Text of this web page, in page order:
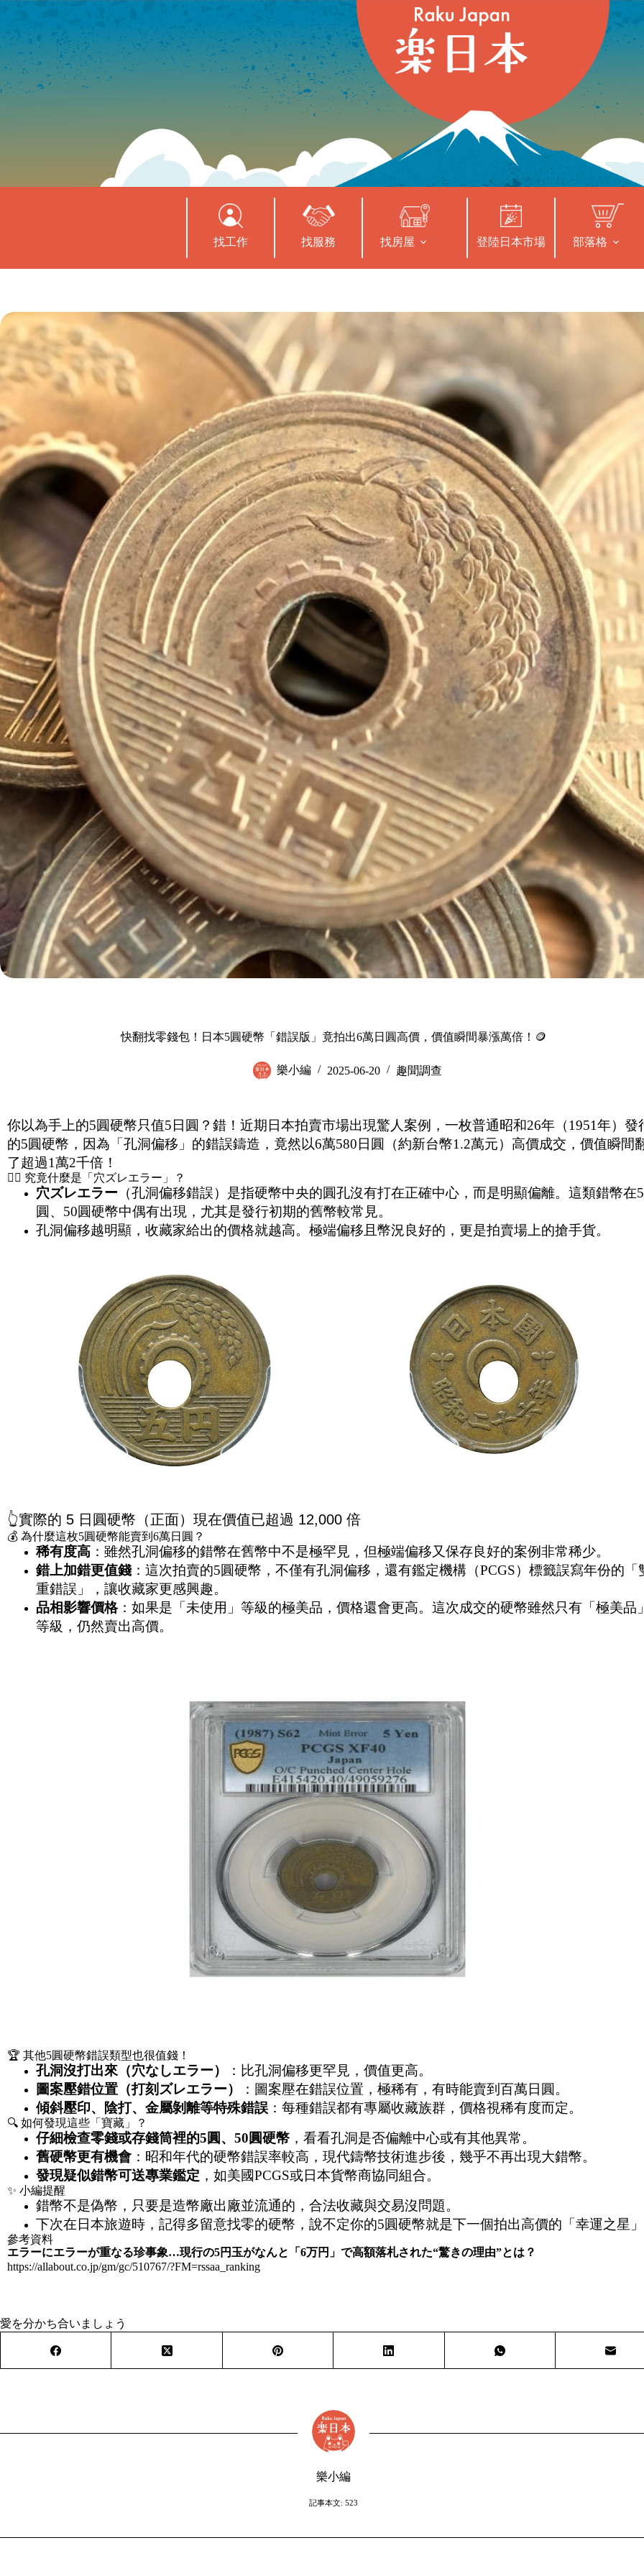
找工作 找服務 找房屋 登陸日本市場 部落格
快翻找零錢包！日本5圓硬幣「錯誤版」竟拍出6萬日圓高價，價值瞬間暴漲萬倍！🪙
樂小編 2025-06-20 趣聞調查
你以為手上的5圓硬幣只值5日圓？錯！近期日本拍賣市場出現驚人案例，一枚普通昭和26年（1951年）發
的5圓硬幣，因為「孔洞偏移」的錯誤鑄造，竟然以6萬580日圓（約新台幣1.2萬元）高價成交，價值瞬間
了超過1萬2千倍！
🕵️‍♂️ 究竟什麼是「穴ズレエラー」？
穴ズレエラー （孔洞偏移錯誤）是指硬幣中央的圓孔沒有打在正確中心，而是明顯偏離。這類錯幣在5
圓、50圓硬幣中偶有出現，尤其是發行初期的舊幣較常見。
孔洞偏移越明顯，收藏家給出的價格就越高。極端偏移且幣況良好的，更是拍賣場上的搶手貨。
👆實際的 5 日圓硬幣（正面）現在價值已超過 12,000 倍
💰 為什麼這枚5圓硬幣能賣到6萬日圓？
稀有度高 ：雖然孔洞偏移的錯幣在舊幣中不是極罕見，但極端偏移又保存良好的案例非常稀少。
錯上加錯更值錢 ：這次拍賣的5圓硬幣，不僅有孔洞偏移，還有鑑定機構（PCGS）標籤誤寫年份的「
重錯誤」，讓收藏家更感興趣。
品相影響價格：如果是「未使用」等級的極美品，價格還會更高。這次成交的硬幣雖然只有「極美品
等級，仍然賣出高價。
🏆 其他5圓硬幣錯誤類型也很值錢！
孔洞沒打出來（穴なしエラー）
：比孔洞偏移更罕見，價值更高。
圖案壓錯位置（打刻ズレエラー）
：圖案壓在錯誤位置，極稀有，有時能賣到百萬日圓。
傾斜壓印、陰打、金屬剝離等特殊錯誤 ：每種錯誤都有專屬收藏族群，價格視稀有度而定。
🔍 如何發現這些「寶藏」？
仔細檢查零錢或存錢筒裡的5圓、 50圓硬幣 ，看看孔洞是否偏離中心或有其他異常。
舊硬幣更有機會 ：昭和年代的硬幣錯誤率較高，現代鑄幣技術進步後，幾乎不再出現大錯幣。
發現疑似錯幣可送專業鑑定 ，如美國PCGS或日本貨幣商協同組合。
✨ 小編提醒
錯幣不是偽幣，只要是造幣廠出廠並流通的，合法收藏與交易沒問題。
下次在日本旅遊時，記得多留意找零的硬幣，說不定你的5圓硬幣就是下一個拍出高價的「幸運之星
參考資料
エラーにエラーが重なる珍事象…現行の5円玉がなんと「 6万円」で高額落札された“驚きの理由”とは？
https://allabout.co.jp/gm/gc/510767/?FM=rssaa_ranking
愛を分かち合いましょう
樂小編
記事本文: 523